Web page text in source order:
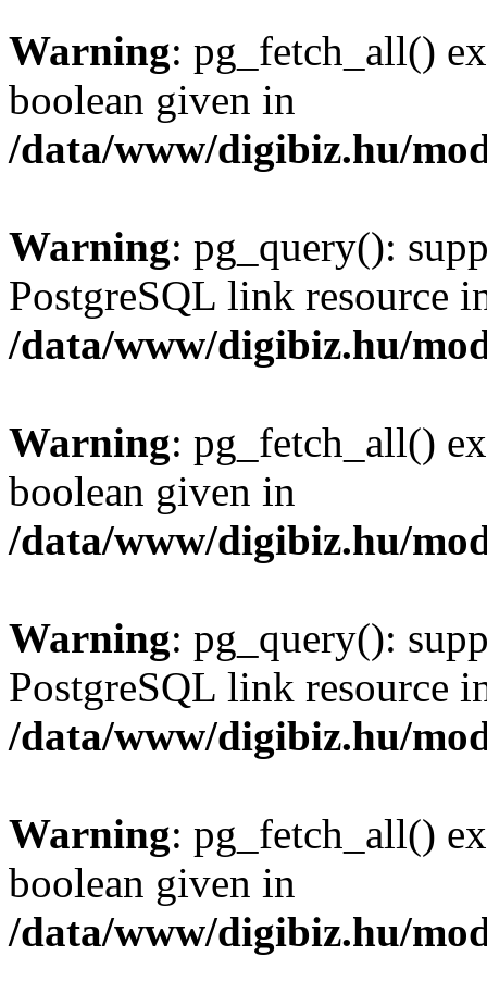
Warning: pg_fetch_all()
boolean given in
/data/www/digibiz.hu/
Warning: pg_query():
PostgreSQL link resource
/data/www/digibiz.hu/
Warning: pg_fetch_all()
boolean given in
/data/www/digibiz.hu/
Warning: pg_query():
PostgreSQL link resource
/data/www/digibiz.hu/
Warning: pg_fetch_all()
boolean given in
/data/www/digibiz.hu/